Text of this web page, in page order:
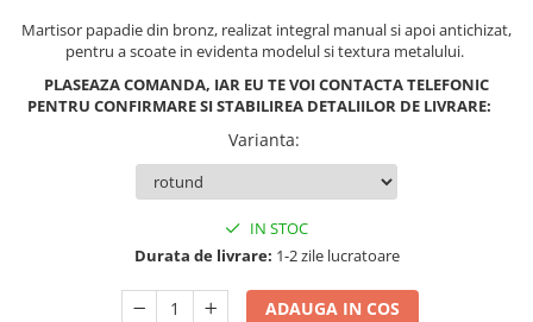
Martisor papadie din bronz, realizat integral manual si apoi antichizat,
pentru a scoate in evidenta modelul si textura metalului.
PLASEAZA COMANDA, IAR EU TE VOI CONTACTA TELEFONIC
PENTRU CONFIRMARE SI STABILIREA DETALIILOR DE LIVRARE:
Varianta:
IN STOC
Durata de livrare: 1-2 zile lucratoare
ADAUGA IN COS